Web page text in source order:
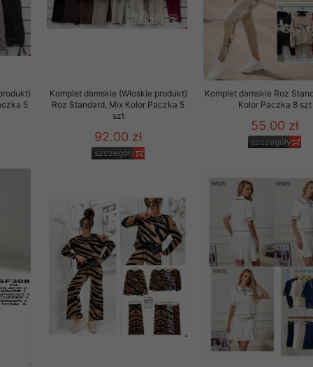
5
Komplet damskie (Włoskie produkt)
Roz Standard, Mix Kolor Paczka 5
szt
92.00 zł
szczegóły
Komplet damskie Roz
Kolor Paczka 8 szt
55.00 zł
szczegóły
przez OMEZ
wycofanie zgody nie
oraz usunięcia
zautomatyzowanemu
Twoich
osobowych.
udzielonego przez
sierpnia 1997 r. o
przechowujemy na
jedynie uprawnieni